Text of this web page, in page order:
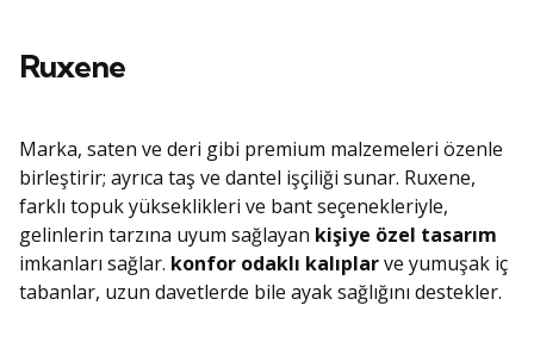
Ruxene
Marka, saten ve deri gibi premium malzemeleri özenle
birleştirir; ayrıca taş ve dantel işçiliği sunar. Ruxene,
farklı topuk yükseklikleri ve bant seçenekleriyle,
gelinlerin tarzına uyum sağlayan kişiye özel tasarım
imkanları sağlar. konfor odaklı kalıplarve yumuşak iç
tabanlar, uzun davetlerde bile ayak sağlığını destekler.